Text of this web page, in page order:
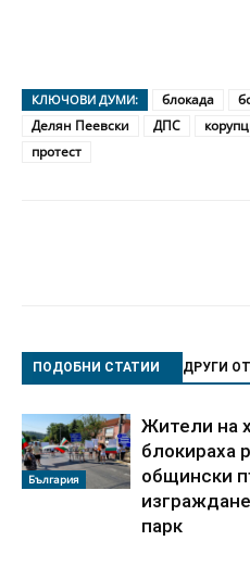
КЛЮЧОВИ ДУМИ: блокада
Делян Пеевски
ДПС
протест
ПОДОБНИ СТАТИИ ДРУГИ
България
Жители на
блокираха
общински
парк